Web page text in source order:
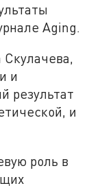
Aging.
и
результат
и
роль в